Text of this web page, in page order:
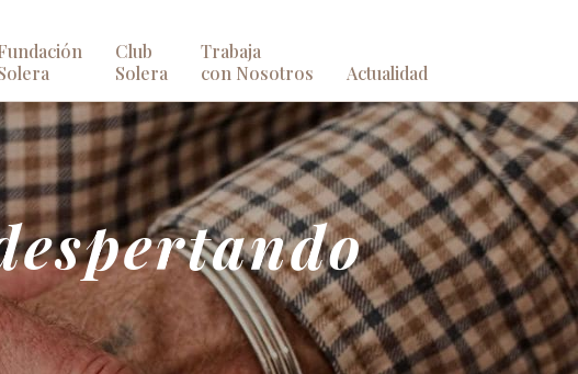
Club
Solera
Trabaja
con Nosotros
Actualidad